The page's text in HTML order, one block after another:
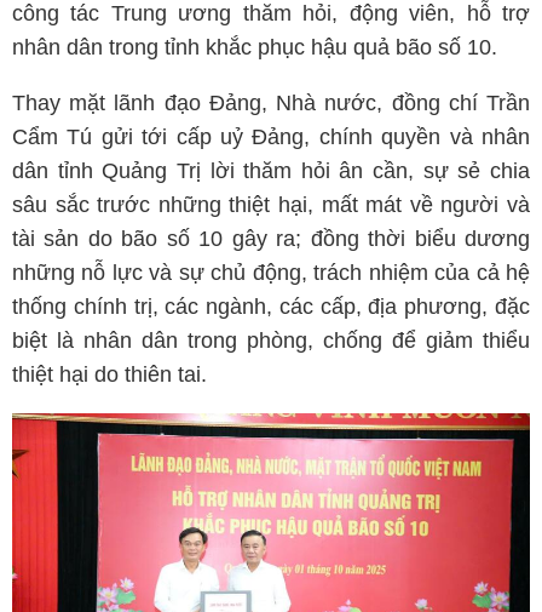
công tác Trung ương thăm hỏi, động viên, hỗ trợ
nhân dân trong tỉnh khắc phục hậu quả bão số 10.
Thay mặt lãnh đạo Đảng, Nhà nước, đồng chí Trần
Cẩm Tú gửi tới cấp uỷ Đảng, chính quyền và nhân
dân tỉnh Quảng Trị lời thăm hỏi ân cần, sự sẻ chia
sâu sắc trước những thiệt hại, mất mát về người và
tài sản do bão số 10 gây ra; đồng thời biểu dương
những nỗ lực và sự chủ động, trách nhiệm của cả hệ
thống chính trị, các ngành, các cấp, địa phương, đặc
biệt là nhân dân trong phòng, chống để giảm thiểu
thiệt hại do thiên tai.